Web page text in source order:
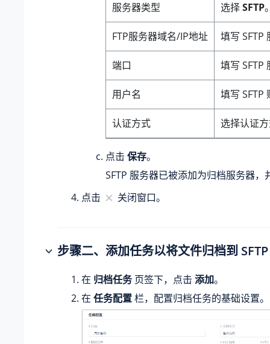
服务器类型 选择SFTP
FTP服务器域名/IP地址 填写 SFTP
端口 填写 SFTP
用户名 填写 SFTP
认证方式 选择认证
点击 保存。
SFTP 服务器已被添加为归档服务器，
点击
关闭窗口。
步骤二、添加任务以将文件归档到
在 归档任务页签下，点击 添加。
在 任务配置栏，配置归档任务的基础设置。